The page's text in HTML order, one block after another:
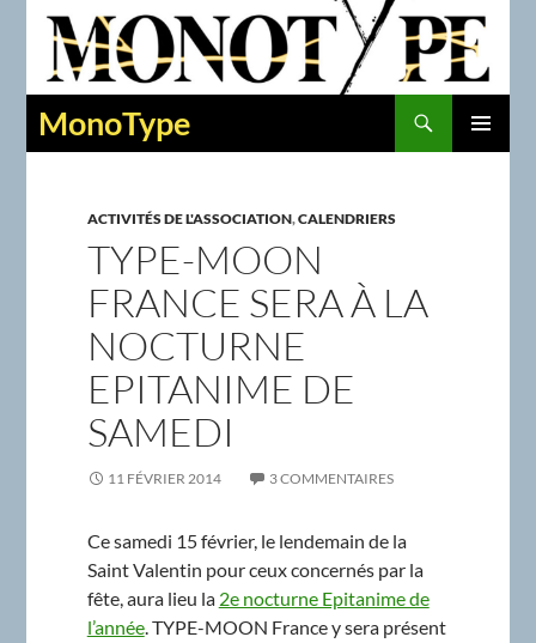
MonoType
Recherche
ACTIVITÉS DE L'ASSOCIATION,CALENDRIERS
TYPE-MOON
FRANCE SERA À LA
NOCTURNE
EPITANIME DE
SAMEDI
11 FÉVRIER 2014 3 COMMENTAIRES
Ce samedi 15 février, le lendemain de la
Saint Valentin pour ceux concernés par la
fête, aura lieu la 2e nocturne Epitanime de
l’année. TYPE-MOON France y sera présent